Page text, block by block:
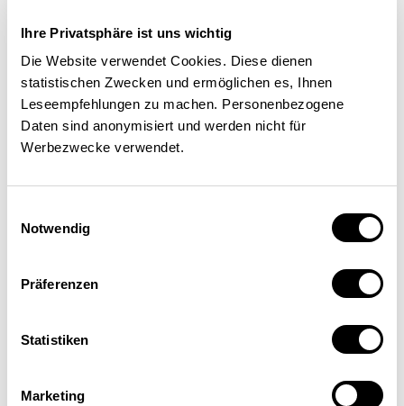
Ihre Privatsphäre ist uns wichtig
Die Website verwendet Cookies. Diese dienen
statistischen Zwecken und ermöglichen es, Ihnen
Leseempfehlungen zu machen. Personenbezogene
Daten sind anonymisiert und werden nicht für
Werbezwecke verwendet.
Notwendig
Präferenzen
Statistiken
Marketing
Conférence des directeurs
cantonaux des transports
publics (CTP) soutient cette
première étape indispensable
afin d’atteindre les objectifs à
Selon les projections de la
ferroviaire en Suisse doit